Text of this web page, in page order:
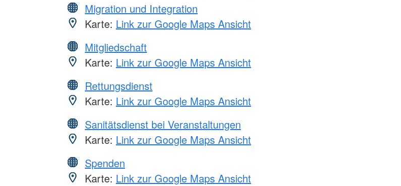
Migration und Integration
Karte: Link zur Google Maps Ansicht
Mitgliedschaft
Karte: Link zur Google Maps Ansicht
Rettungsdienst
Karte: Link zur Google Maps Ansicht
Sanitätsdienst bei Veranstaltungen
Karte: Link zur Google Maps Ansicht
Spenden
Karte: Link zur Google Maps Ansicht